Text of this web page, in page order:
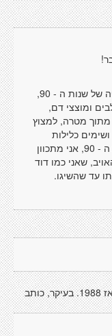
דוד המלך, דיבר על חלקים נכבדים מהעלייה של שנות ה - 90,
ומוצצי דם,
מתוך מטרה, למצוץ
כלילות
פעילים, במישור הציבורי. בעלייה של שנות ה - 90, אני מתכוון
שאני כמו דוד
עד שהשיגו.
משורר ופעיל ציבור ידוע. יליד 1972. בארץ מאז 1988. בעיקר, כותב